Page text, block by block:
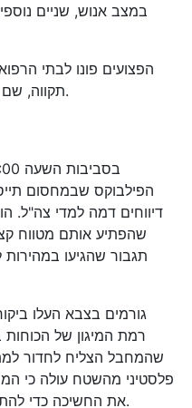
במצב אנוש, שניים
הפצועים פונו לבתי
תקווה, שם הוכנסו חלקם לטיפול בחדרי הלם.
הפילבוקס שבמחסום
דיווחים דמה למדי צה"ל.
שהפתיע אותם מטווח
תגבור שהגיעו במהירות
גורמים בצבא העלו
רמת המיגון של הכוחות
שהמחבל הצליח לחדור
פלסטיני מהשטח עולה כי
את החשיכה כדי להתקרב, ואז פתח בירי לעבר הכוחות.